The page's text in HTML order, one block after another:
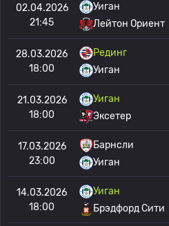
02.04.2026
21:45
Уиган
Лейтон Ориент
28.03.2026
18:00
Рединг
Уиган
21.03.2026
18:00
Уиган
Эксетер
17.03.2026
23:00
Барнсли
Уиган
14.03.2026
18:00
Уиган
Брэдфорд Сити